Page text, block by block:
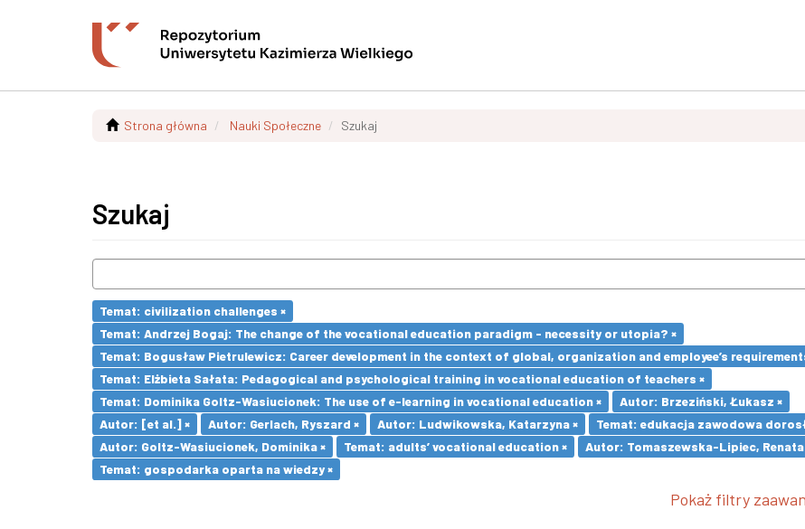
Strona główna Nauki Społeczne Szukaj
Szukaj
Temat: civilization challenges ×
Temat: Andrzej Bogaj: The change of the vocational education paradigm - necessity or utopia? ×
Temat: Bogusław Pietrulewicz: Career development in the context of global, organization and employee’s
Temat: Elżbieta Sałata: Pedagogical and psychological training in vocational education of teachers ×
Temat: Dominika Goltz-Wasiucionek: The use of e-learning in vocational education ×
Autor: Brzeziński, Łukasz ×
Autor: [et al.] ×
Autor: Gerlach, Ryszard × Autor: Ludwikowska, Katarzyna ×
Temat: edukacja zawodowa
Autor: Goltz-Wasiucionek, Dominika ×
Temat: adults’ vocational education ×
Autor: Tomaszewska-Lipiec, Renata
Temat: gospodarka oparta na wiedzy ×
Pokaż filtry